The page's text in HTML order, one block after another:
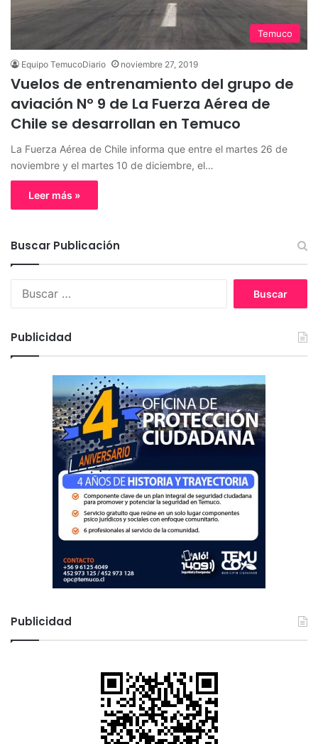
Temuco
Equipo TemucoDiario noviembre 27, 2019
Vuelos de entrenamiento del grupo de
aviación Nº 9 de La Fuerza Aérea de
Chile se desarrollan en Temuco
La Fuerza Aérea de Chile informa que entre el martes 26 de
noviembre y el martes 10 de diciembre, el…
Leer más »
Buscar Publicación
:
Publicidad
Publicidad